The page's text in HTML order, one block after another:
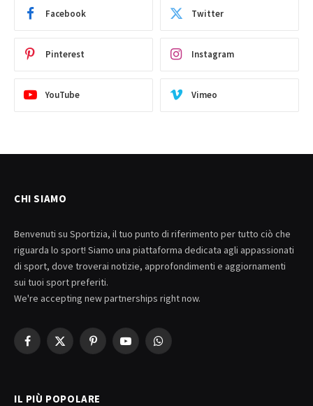
Facebook Twitter
Pinterest Instagram
YouTube Vimeo
CHI SIAMO
Benvenuti su Sportizia, il tuo punto di riferimento per tutto ciò che
riguarda lo sport! Siamo una piattaforma dedicata agli appassionati
di sport, dove troverai notizie, approfondimenti e aggiornamenti
sui tuoi sport preferiti.
We're accepting new partnerships right now.
Facebook
X
PinterestYouTubeWhatsApp
IL PIÙ POPOLARE